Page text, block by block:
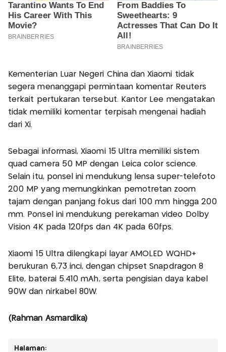
Kementerian Luar Negeri China dan Xiaomi tidak
segera menanggapi permintaan komentar Reuters
terkait pertukaran tersebut. Kantor Lee mengatakan
tidak memiliki komentar terpisah mengenai hadiah
dari Xi.
Sebagai informasi, Xiaomi 15 Ultra memiliki sistem
quad camera 50 MP dengan Leica color science.
Selain itu, ponsel ini mendukung lensa super-telefoto
200 MP yang memungkinkan pemotretan zoom
tajam dengan panjang fokus dari 100 mm hingga 200
mm. Ponsel ini mendukung perekaman video Dolby
Vision 4K pada 120fps dan 4K pada 60fps.
Xiaomi 15 Ultra dilengkapi layar AMOLED WQHD+
berukuran 6,73 inci, dengan chipset Snapdragon 8
Elite, baterai 5.410 mAh, serta pengisian daya kabel
90W dan nirkabel 80W.
(Rahman Asmardika)
Halaman: